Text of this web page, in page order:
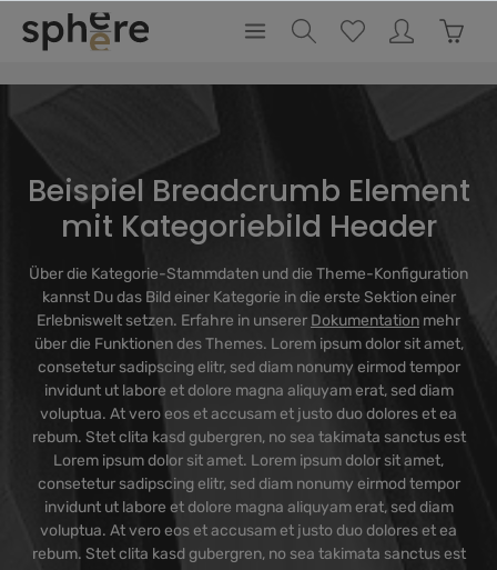
springen
Beispiel Breadcrumb Element
mit Kategoriebild Header
Über die Kategorie-Stammdaten und die Theme-Konfiguration
kannst Du das Bild einer Kategorie in die erste Sektion einer
Erlebniswelt setzen. Erfahre in unserer Dokumentation mehr
über die Funktionen des Themes. Lorem ipsum dolor sit amet,
consetetur sadipscing elitr, sed diam nonumy eirmod tempor
invidunt ut labore et dolore magna aliquyam erat, sed diam
voluptua. At vero eos et accusam et justo duo dolores et ea
rebum. Stet clita kasd gubergren, no sea takimata sanctus est
Lorem ipsum dolor sit amet. Lorem ipsum dolor sit amet,
consetetur sadipscing elitr, sed diam nonumy eirmod tempor
invidunt ut labore et dolore magna aliquyam erat, sed diam
voluptua. At vero eos et accusam et justo duo dolores et ea
rebum. Stet clita kasd gubergren, no sea takimata sanctus est